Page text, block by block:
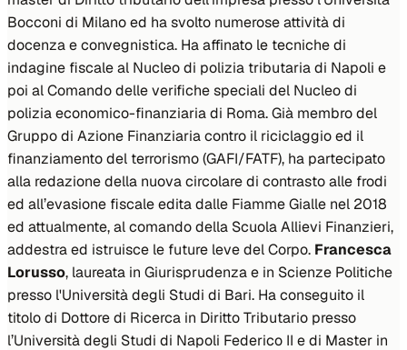
Bocconi di Milano ed ha svolto numerose attività di
docenza e convegnistica. Ha affinato le tecniche di
indagine fiscale al Nucleo di polizia tributaria di Napoli e
poi al Comando delle verifiche speciali del Nucleo di
polizia economico-finanziaria di Roma. Già membro del
Gruppo di Azione Finanziaria contro il riciclaggio ed il
finanziamento del terrorismo (GAFI/FATF), ha partecipato
alla redazione della nuova circolare di contrasto alle frodi
ed all’evasione fiscale edita dalle Fiamme Gialle nel 2018
ed attualmente, al comando della Scuola Allievi Finanzieri,
addestra ed istruisce le future leve del Corpo. Francesca
Lorusso, laureata in Giurisprudenza e in Scienze Politiche
presso l'Università degli Studi di Bari. Ha conseguito il
titolo di Dottore di Ricerca in Diritto Tributario presso
l’Università degli Studi di Napoli Federico II e di Master in